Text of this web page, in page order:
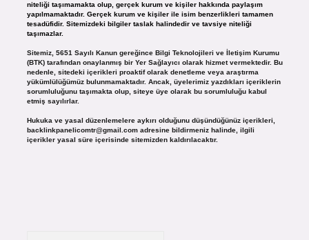
niteliği taşımamakta olup, gerçek kurum ve kişiler hakkında paylaşım
yapılmamaktadır. Gerçek kurum ve kişiler ile isim benzerlikleri tamamen
tesadüfidir. Sitemizdeki bilgiler taslak halindedir ve tavsiye niteliği
taşımazlar.
Sitemiz, 5651 Sayılı Kanun gereğince Bilgi Teknolojileri ve İletişim Kurumu
(BTK) tarafından onaylanmış bir Yer Sağlayıcı olarak hizmet vermektedir. Bu
nedenle, sitedeki içerikleri proaktif olarak denetleme veya araştırma
yükümlülüğümüz bulunmamaktadır. Ancak, üyelerimiz yazdıkları içeriklerin
sorumluluğunu taşımakta olup, siteye üye olarak bu sorumluluğu kabul
etmiş sayılırlar.
Hukuka ve yasal düzenlemelere aykırı olduğunu düşündüğünüz içerikleri,
backlinkpanelicomtr@gmail.comadresine bildirmeniz halinde, ilgili
içerikler yasal süre içerisinde sitemizden kaldırılacaktır.